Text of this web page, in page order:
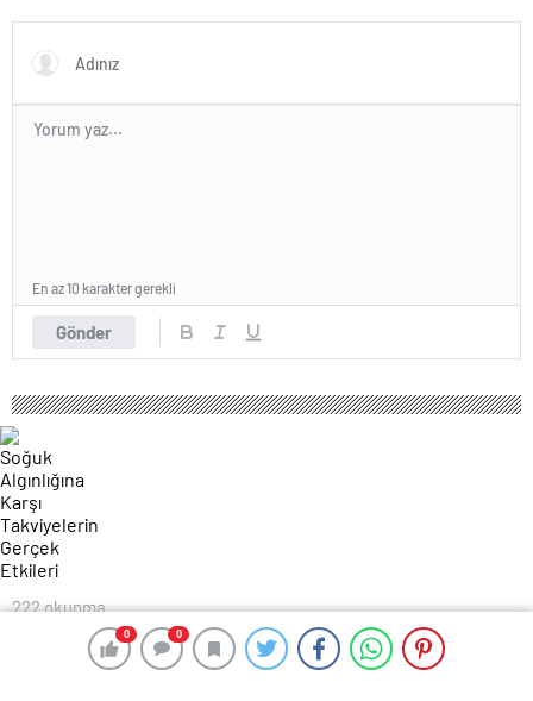
0 0
Gönder
En az 10 karakter gerekli
222 okunma
Soğuk Algınlığına Karşı Takviyelerin
Gerçek Etkileri
0 0